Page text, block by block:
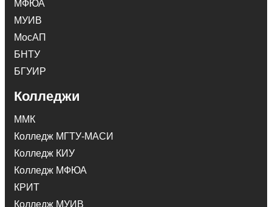
МФЮА
МУИВ
МосАП
БНТУ
БГУИР
Колледжи
ММК
Колледж МГТУ-МАСИ
Колледж КИУ
Колледж МФЮА
КРИТ
Колледж МУИВ